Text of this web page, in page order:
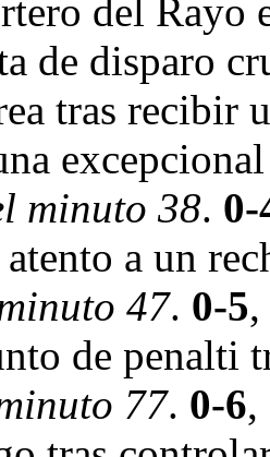
del Rayo
de disparo
tras recibir
minuto 38. 0-
a un
47. 0-5
de penalti
77. 0-6,